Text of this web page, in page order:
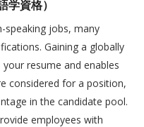
資格）
speaking jobs, many
Gaining a globally
resume and enables
considered for a position,
in the candidate pool.
employees with